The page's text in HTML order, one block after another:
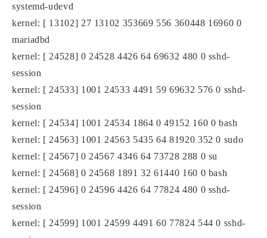
systemd-udevd
kernel: [ 13102] 27 13102 353669 556 360448 16960 0
mariadbd
kernel: [ 24528] 0 24528 4426 64 69632 480 0 sshd-
session
kernel: [ 24533] 1001 24533 4491 59 69632 576 0 sshd-
session
kernel: [ 24534] 1001 24534 1864 0 49152 160 0 bash
kernel: [ 24563] 1001 24563 5435 64 81920 352 0 sudo
kernel: [ 24567] 0 24567 4346 64 73728 288 0 su
kernel: [ 24568] 0 24568 1891 32 61440 160 0 bash
kernel: [ 24596] 0 24596 4426 64 77824 480 0 sshd-
session
kernel: [ 24599] 1001 24599 4491 60 77824 544 0 sshd-